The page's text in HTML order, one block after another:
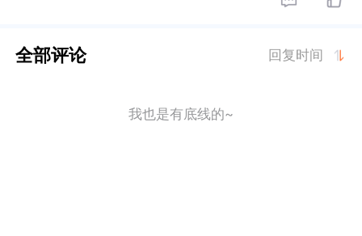
全部评论 回复时间
我也是有底线的~